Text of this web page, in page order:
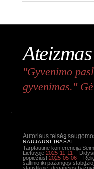
"Gyvenimo
gyvenimas."
Autoriaus teisės
NAUJAUSI ĮRAŠAI
Tarptautinė konferencija
Lietuvoje 2025-11-11
popiežius! 2025-05-06
šaltinio iki pažangos stabdžio